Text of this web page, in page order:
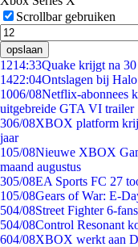
Scrollbar gebruiken
opslaan
1214:33Quake krijgt na
1422:04Ontslagen bij
1006/08Netflix-abonnees
uitgebreide GTA VI trailer
306/08XBOX platform
jaar
105/08Nieuwe XBOX
maand augustus
305/08EA Sports FC 27
105/08Gears of War: E-
504/08Street Fighter 6-
504/08Control Resonant
604/08XBOX werkt aan